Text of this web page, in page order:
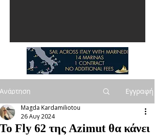
Ανάρτηση Εγγραφή
Το Fly 62 της Azimut θα κάνει
Magda Kardamiliotou
26 Αυγ 2024